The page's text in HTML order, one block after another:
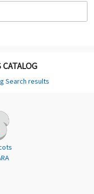
Search results